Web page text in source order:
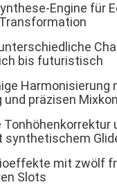
Engine für
bis futuristisch
Harmonisierung
und präzisen
synthetischem
mit zwölf
Slots